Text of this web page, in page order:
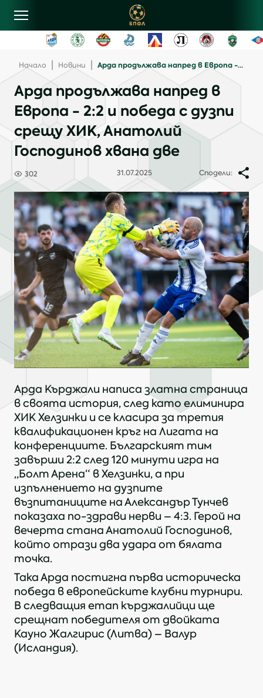
Начало Новини Арда продължава напред в Европа - 2:2 и победа с дузпи срещу ХИК, Анатолий Господинов хвана две
Арда продължава напред в
Европа - 2:2 и победа с дузпи
срещу ХИК, Анатолий
Господинов хвана две
302 31.07.2025 Сподели:
Арда Кърджали написа златна страница
в своята история, след като елиминира
ХИК Хелзинки и се класира за третия
квалификационен кръг на Лигата на
конференциите. Българският тим
завърши 2:2 след 120 минути игра на
„Болт Арена“ в Хелзинки, а при
изпълнението на дузпите
възпитаниците на Александър Тунчев
показаха по-здрави нерви – 4:3. Герой на
вечерта стана Анатолий Господинов,
който отрази два удара от бялата
точка.
Така Арда постигна първа историческа
победа в европейските клубни турнири.
В следващия етап кърджалийци ще
срещнат победителя от двойката
Кауно Жалгирис (Литва) – Валур
(Исландия).